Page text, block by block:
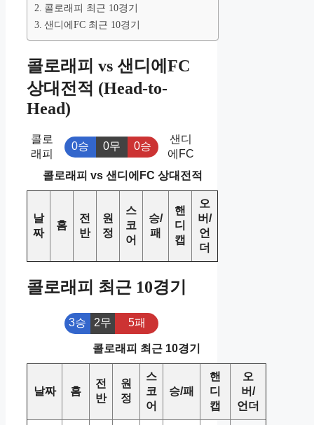
콜로래피 최근 10경기
샌디에FC 최근 10경기
콜로래피 vs 샌디에FC
상대전적 (Head-to-
Head)
콜로
래피
0승 0무 0승
샌디
에FC
콜로래피 vs 샌디에FC 상대전적
날
짜
홈
전
반
원
정
스
코
어
승/
패
핸
디
캡
오
버/
언
더
콜로래피 최근 10경기
3승 2무 5패
콜로래피 최근 10경기
날짜 홈
전
반
원
정
스
코
어
승/패
핸
디
캡
오
버/
언더